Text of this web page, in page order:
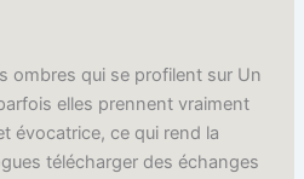
ombres qui se profilent sur Un
elles prennent vraiment
évocatrice, ce qui rend la
télécharger des échanges